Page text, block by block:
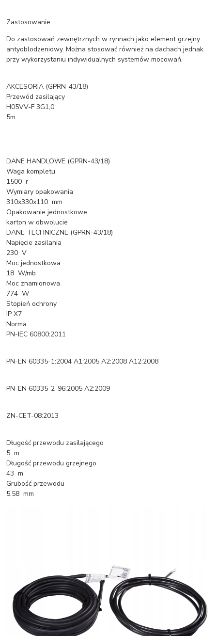
Zastosowanie
Do zastosowań zewnętrznych w rynnach jako element grzejny
antyoblodzeniowy. Można stosować również na dachach jednak
przy wykorzystaniu indywidualnych systemów mocowań.
AKCESORIA (GPRN-43/18)
Przewód zasilający
H05VV-F 3G1,0
5m
DANE HANDLOWE (GPRN-43/18)
Waga kompletu
1500 r
Wymiary opakowania
310x330x110 mm
Opakowanie jednostkowe
karton w obwolucie
DANE TECHNICZNE (GPRN-43/18)
Napięcie zasilania
230 V
Moc jednostkowa
18 W/mb
Moc znamionowa
774 W
Stopień ochrony
IP X7
Norma
PN-IEC 60800:2011
PN-EN 60335-1:2004 A1:2005 A2:2008 A12:2008
PN-EN 60335-2-96:2005 A2:2009
ZN-CET-08:2013
Długość przewodu zasilającego
5 m
Długość przewodu grzejnego
43 m
Grubość przewodu
5,58 mm